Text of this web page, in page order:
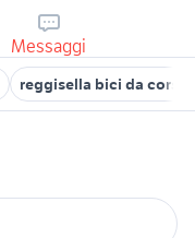
Messaggi
reggisella bici da corsa